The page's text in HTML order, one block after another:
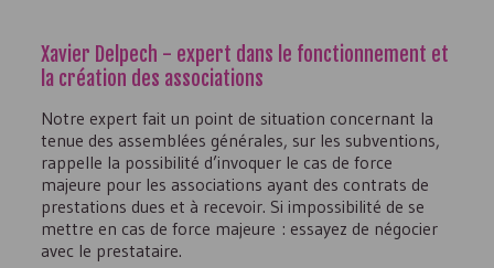
Xavier Delpech - expert dans le fonctionnement et
la création des associations
Notre expert fait un point de situation concernant la
tenue des assemblées générales, sur les subventions,
rappelle la possibilité d’invoquer le cas de force
majeure pour les associations ayant des contrats de
prestations dues et à recevoir. Si impossibilité de se
mettre en cas de force majeure : essayez de négocier
avec le prestataire.